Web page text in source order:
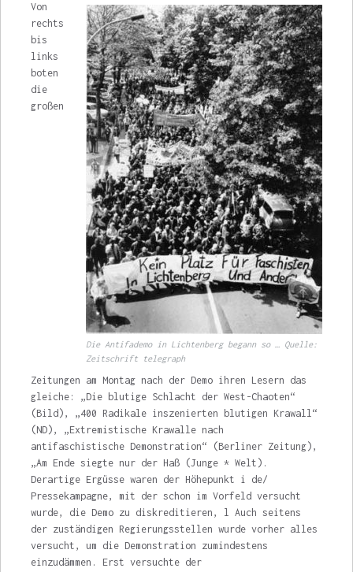
Die Antifademo in Lichtenberg begann so … Quelle:
Zeitschrift telegraph
Von
rechts
bis
links
boten
die
großen
Zeitungen am Montag nach der Demo ihren Lesern das
gleiche: „Die blutige Schlacht der West-Chao­ten“
(Bild), „400 Radikale inszenierten blutigen Krawall“
(ND), „Extremistische Krawalle nach
antifaschistische Demonstration“ (Berliner Zei­tung),
„Am Ende siegte nur der Haß (Junge * Welt).
Derartige Ergüsse waren der Höhepunkt i de/
Pressekampagne, mit der schon im Vorfeld versucht
wurde, die Demo zu diskreditieren, l Auch seitens
der zuständigen Regierungsstellen wurde vorher alles
versucht, um die De­monstration zumindestens
einzudämmen. Erst versuchte der